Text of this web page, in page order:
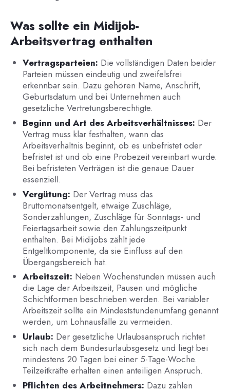
Was sollte ein Midijob-
Arbeitsvertrag enthalten
Vertragsparteien: Die vollständigen Daten beider
Parteien müssen eindeutig und zweifelsfrei
erkennbar sein. Dazu gehören Name, Anschrift,
Geburtsdatum und bei Unternehmen auch
gesetzliche Vertretungsberechtigte.
Beginn und Art des Arbeitsverhältnisses: Der
Vertrag muss klar festhalten, wann das
Arbeitsverhältnis beginnt, ob es unbefristet oder
befristet ist und ob eine Probezeit vereinbart wurde.
Bei befristeten Verträgen ist die genaue Dauer
essenziell.
Vergütung: Der Vertrag muss das
Bruttomonatsentgelt, etwaige Zuschläge,
Sonderzahlungen, Zuschläge für Sonntags- und
Feiertagsarbeit sowie den Zahlungszeitpunkt
enthalten. Bei Midijobs zählt jede
Entgeltkomponente, da sie Einfluss auf den
Übergangsbereich hat.
Arbeitszeit: Neben Wochenstunden müssen auch
die Lage der Arbeitszeit, Pausen und mögliche
Schichtformen beschrieben werden. Bei variabler
Arbeitszeit sollte ein Mindeststundenumfang genannt
werden, um Lohnausfälle zu vermeiden.
Urlaub: Der gesetzliche Urlaubsanspruch richtet
sich nach dem Bundesurlaubsgesetz und liegt bei
mindestens 20 Tagen bei einer 5-Tage-Woche.
Teilzeitkräfte erhalten einen anteiligen Anspruch.
Pflichten des Arbeitnehmers: Dazu zählen